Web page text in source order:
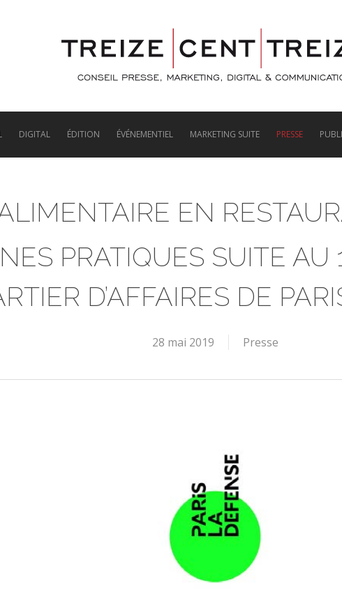
DIGITAL ÉDITION ÉVÉNEMENTIEL MARKETING SUITE PRESSE
EN
PRATIQUES SUITE AU
D’AFFAIRES DE
28 mai 2019 Presse